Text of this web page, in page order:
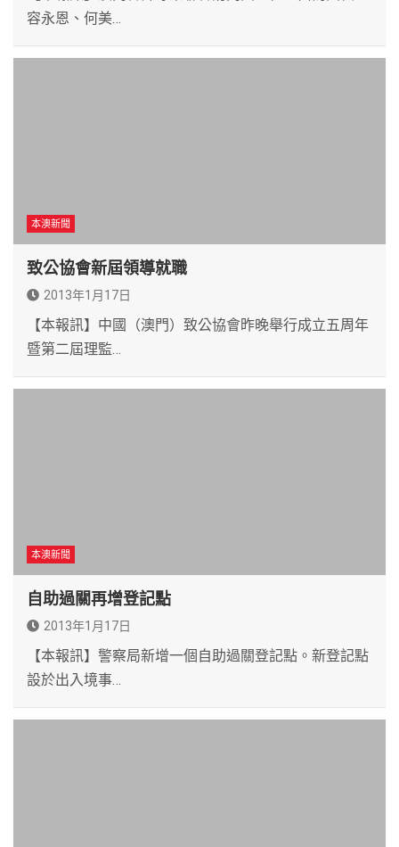
容永恩、何美…
本澳新聞
致公協會新屆領導就職
2013年1月17日
【本報訊】中國（澳門）致公協會昨晚舉行成立五周年
暨第二屆理監…
本澳新聞
自助過關再增登記點
2013年1月17日
【本報訊】警察局新增一個自助過關登記點。新登記點
設於出入境事…